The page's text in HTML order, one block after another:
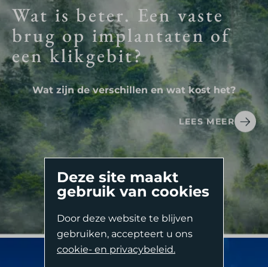
Second Opinion
Oriënterend Gesprek
Wat is beter. Een vaste
brug op implantaten of
een klikgebit?
Wat zijn de verschillen en wat kost het?
LEES MEER
Komt uw tandarts er niet uit? Kosteloos second
opinion. Neem contact op voor:
Complexe Endodontologie.
Deze site maakt
gebruik van cookies
Door deze website te blijven
gebruiken, accepteert u ons
cookie- en privacybeleid.